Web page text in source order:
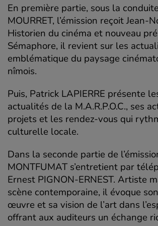
En première partie, sous la
MOURRET, l’émission reçoit Jean-
Historien du cinéma et nouveau
Sémaphore, il revient sur les
emblématique du paysage
nîmois.
Puis, Patrick LAPIERRE présente
actualités de la M.A.R.P.O.C., ses
projets et les rendez-vous qui
culturelle locale.
Dans la seconde partie de
MONTFUMAT s’entretient par
Ernest PIGNON-ERNEST. Artiste
scène contemporaine, il évoque
œuvre et sa vision de l’art dans
offrant aux auditeurs un échange